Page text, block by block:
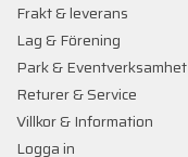
Frakt & leverans
Lag & Förening
Park & Eventverksamhet
Returer & Service
Villkor & Information
Logga in